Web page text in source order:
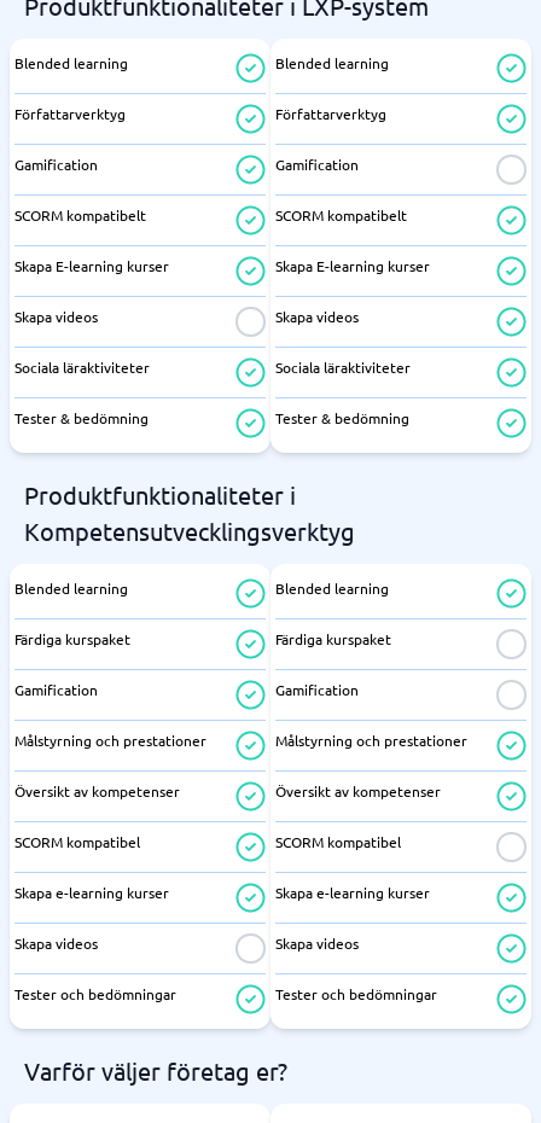
Blended learning
Författarverktyg
Gamification
SCORM kompatibelt
Skapa E-learning kurser
Skapa videos
Sociala läraktiviteter
Tester & bedömning
Blended learning
Författarverktyg
Gamification
SCORM kompatibelt
Skapa E-learning kurser
Skapa videos
Sociala läraktiviteter
Tester & bedömning
Produktfunktionaliteter i
Kompetensutvecklingsverktyg
Blended learning
Färdiga kurspaket
Gamification
Målstyrning och prestationer
Översikt av kompetenser
SCORM kompatibel
Skapa e-learning kurser
Skapa videos
Tester och bedömningar
Blended learning
Färdiga kurspaket
Gamification
Målstyrning och prestationer
Översikt av kompetenser
SCORM kompatibel
Skapa e-learning kurser
Skapa videos
Tester och bedömningar
Varför väljer företag er?